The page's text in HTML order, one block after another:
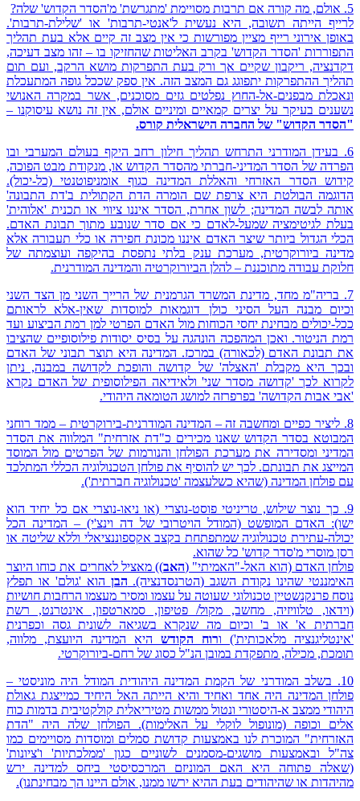
5. אולם, מה קורה אם תרבות מסויימת 'מתגרשת' מ'הסדר הקדוש' שלה?
לרייף הייתה תשובה, היא נעשית ל'אנטי-תרבות' או 'שלילת-תרבות'.
באופן אירוני רייף מציין מפורשות כי אין מצב זה קיים אלא בעת תהליך
התפוררות 'הסדר הקדוש' בקרב האליטות שהחזיקו בו – זהו מצב דעיכה,
דקדנציה, ריקבון שקיים אך ורק בעת התפרקות מושא הרקב, ועם תום
תהליך ההתפרקות יתפוגג גם המצב הזה. אין ספק שככל גופה המתעכלת
ונאכלת מבפנים-אל-החוץ נפלטים גזים מסוכנים, אשר במקרה האנושי
נשענים בעיקר על יצרים קמאיים ומיניים אולם, אין זה נושא עיסוקנו –
"הסדר הקדוש" של החברה הישראלית קורס.
6. בעידן המודרני התרחש תהליך חילון רחב היקף בעולם המערבי ובו
הפרדה של הסדר המדיני-חברתי מהסדר הקדוש או, מנקודת מבט הפוכה,
קידוש הסדר האזרחי והאללת המדינה כגוף אומניפוטנטי (כל-יכול).
הדוגמה הבולטת היא צרפת שם הומרה הדת הקתולית ב'דת התבונה'
אותה לבשה המדינה; לשון אחרת, הסדר איננו ציווי או תכנית 'אלוהית'
בעלת לגיטימציה שמעל-לאדם כי אם סדר שנובע מתוך תבונת האדם.
הכלי הגדול ביותר שיצר האדם איננו מכונת חפירה או כלי תעבורה אלא
מדינה ביורוקרטית, מערכת ענק בלתי נתפסת בהיקפה ועוצמתה של
חלוקת עבודה מתוכננת – להלן הביורוקרטיה והמדינה המודרנית.
7. בריה"מ מחד, מדינת המשרד הגרמנית של הרייך השני מן הצד השני
וכיום מבנה העל הסיני כולן דוגמאות למוסדות שאין-אלא לראותם
ככל-יכולים מבחינת יחסי הכוחות מול האדם הפרטי למן רמת הביצוע ועד
רמת הניטור. ואכן המהפכה הונהגה על בסיס יסודות פילוסופיים שהציבו
את תבונת האדם (לכאורה) במרכז. המדינה היא תוצר תבוני של האדם
ובכך היא מקבלת 'האצלה' של קדושה והופכת לקדושה במבנה, ניתן
לקרוא לכך 'קדושה מסדר שני' ולאידיאה הפילוסופית של האדם נקרא
'אבי אבות הקדושה' בפרפרזה למושג הטומאה היהודי.
8. ליציר כפיים ומחשבה זה – המדינה המודרנית-בירוקרטית – ממד רוחני
המבוטא בסדר הקדוש שאנו מכירים כ"דת אזרחית" המלווה את הסדר
המדיני ומסדירה את מערכת הפולחן והנורמות של הפרטים מול המוסד
המייצג את תבונתם. לכך יש להוסיף את פולחן הטכנולוגיה הכללי המתלכד
עם פולחן המדינה (שהיא כשלעצמה 'טכנולוגיה חברתית').
9. כך נוצר שילוש, טריניטי פוסט-נוצרי (או ניאו-נוצרי אם כל יחיד הוא
ישו): האדם המופשט (המודל הויטרובי של דה וינצ'י) – המדינה הכל
יכולה-עתירת טכנולוגיה שמתפתחת בקצב אקספוננציאלי וללא שליטה או
רסן מוסרי מ'סדר קדוש' כל שהוא.
פולחן האדם (הוא האל-"האמיתי" (האב)) מאציל לאחרים את כוחו היוצר
האימננטי שהינו נקודת השגב (הטרנסדנציה). הבן הוא 'גולם' או תפלץ
נוסח פרנקנשטיין טכנולוגי שעוטה על עצמו ומסיר מעצמו הרחבות חושיות
(וידאו, טלוויזיה, מחשב, מקול/ פטיפון, סמארטפון, אינטרנט, רשת
חברתית א' או ב' וכיום מה שנקרא בשגיאה לשונית גסה וכפרנית
'אינטליגנציה מלאכותית') ורוח הקודש היא המדינה היועצת, מלווה,
תומכת, מכילה, מתפקדת במובן הנ"ל כסוג של רחם-ביורוקרטי.
10. בשלב המודרני של הקמת המדינה היהודית המודל היה מוניסטי –
פולחן המדינה היה אחד ואחיד והיא הייתה האל היחיד כמייצגת גאולת
היהודי ממצב א-היסטורי ונטול ממשות מטיריאלית קולקטיבית בדמות כוח
אלים וכופה (מונופול לוקלי על האלימות). הפולחן שלה היה "הדת
האזרחית" המוכרת לנו באמצעות קדושת סמלים ומוסדות מסויימים כמו
צה"ל ובאמצעות מושגים-מסמנים לשוניים כגון 'ממלכתיות' ו'ציונות'
(שאלה פתוחה היא האם המוניזם המרכסיסטי ביחס למדינה ירש
מהיהדות או שהיהודים בעת ההיא ירשו ממנו, אולם היינו הך מבחינתנו).